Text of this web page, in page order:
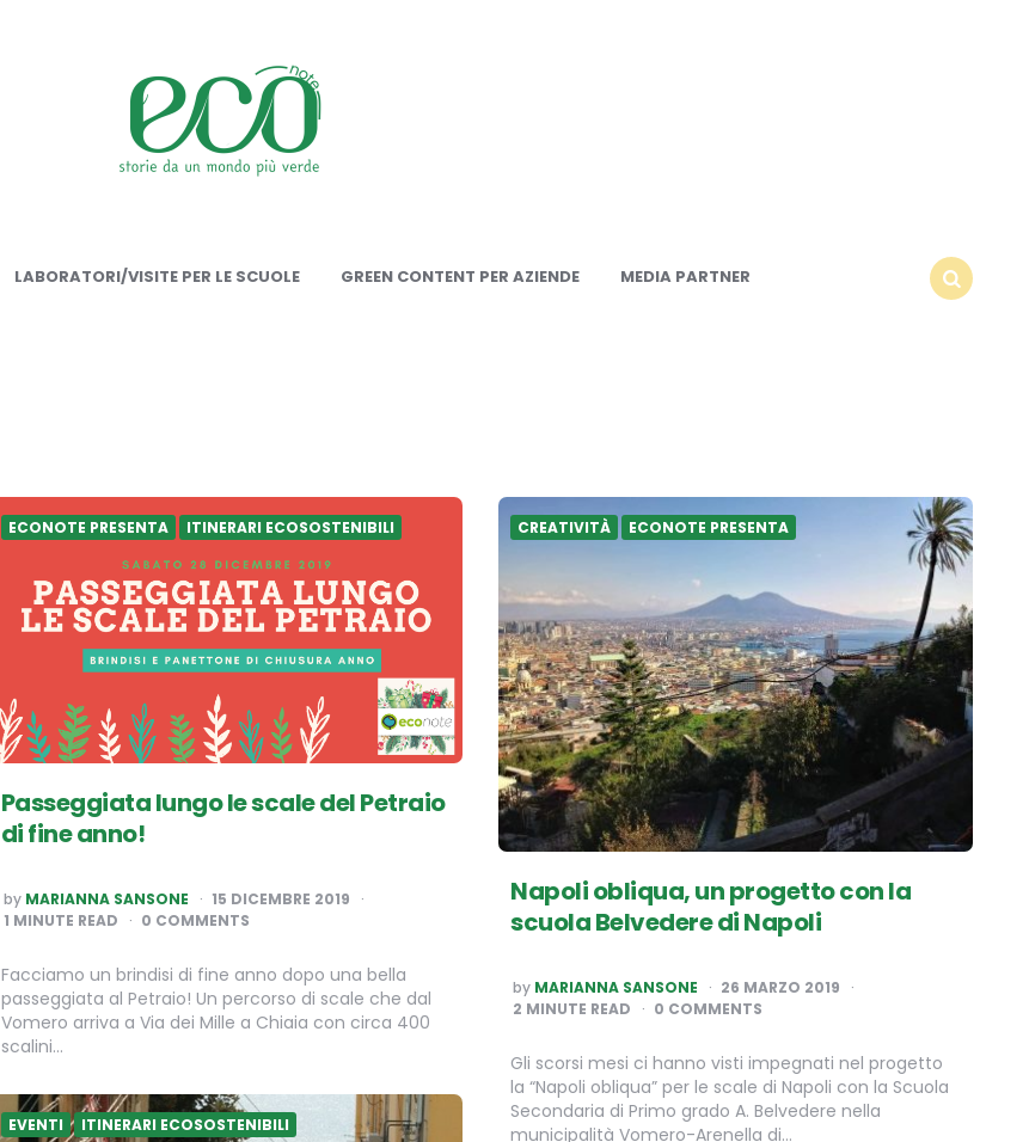
LABORATORI/VISITE PER LE SCUOLE GREEN CONTENT PER AZIENDE
MEDIA PARTNER
ECONOTE PRESENTA ITINERARI ECOSOSTENIBILI
Passeggiata lungo le scale del Petraio
di fine anno!
POSTED
BY
by MARIANNA SANSONE
15 DICEMBRE 2019
1 MINUTE READ 0 COMMENTS
Facciamo un brindisi di fine anno dopo una bella
passeggiata al Petraio! Un percorso di scale che dal
Vomero arriva a Via dei Mille a Chiaia con circa 400
scalini…
CREATIVITÀ ECONOTE PRESENTA
Napoli obliqua, un progetto con la
scuola Belvedere di Napoli
POSTED
BY
by MARIANNA SANSONE
26 MARZO 2019
2 MINUTE READ 0 COMMENTS
Gli scorsi mesi ci hanno visti impegnati nel progetto
la “Napoli obliqua” per le scale di Napoli con la Scuola
Secondaria di Primo grado A. Belvedere nella
municipalità Vomero-Arenella di…
EVENTI ITINERARI ECOSOSTENIBILI